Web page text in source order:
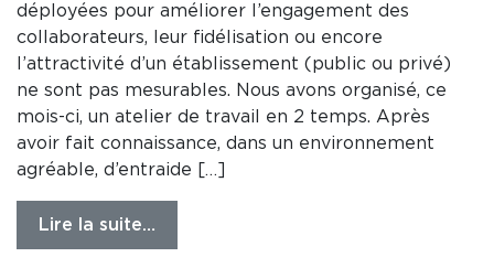
déployées pour améliorer l’engagement des
collaborateurs, leur fidélisation ou encore
l’attractivité d’un établissement (public ou privé)
ne sont pas mesurables. Nous avons organisé, ce
mois-ci, un atelier de travail en 2 temps. Après
avoir fait connaissance, dans un environnement
agréable, d’entraide […]
Lire la suite…